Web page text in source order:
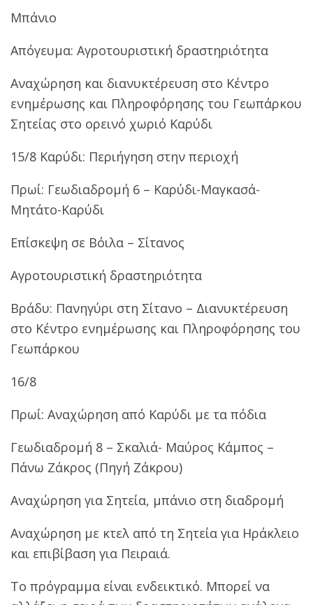
Μπάνιο
Απόγευμα: Αγροτουριστική δραστηριότητα
Αναχώρηση και διανυκτέρευση στο Κέντρο
ενημέρωσης και Πληροφόρησης του Γεωπάρκου
Σητείας στο ορεινό χωριό Καρύδι
15/8 Καρύδι: Περιήγηση στην περιοχή
Πρωί: Γεωδιαδρομή 6 – Καρύδι-Μαγκασά-
Μητάτο-Καρύδι
Επίσκεψη σε Βόιλα – Σίτανος
Αγροτουριστική δραστηριότητα
Βράδυ: Πανηγύρι στη Σίτανο – Διανυκτέρευση
στο Κέντρο ενημέρωσης και Πληροφόρησης του
Γεωπάρκου
16/8
Πρωί: Αναχώρηση από Καρύδι με τα πόδια
Γεωδιαδρομή 8 – Σκαλιά- Μαύρος Κάμπος –
Πάνω Ζάκρος (Πηγή Ζάκρου)
Αναχώρηση για Σητεία, μπάνιο στη διαδρομή
Αναχώρηση με κτελ από τη Σητεία για Ηράκλειο
και επιβίβαση για Πειραιά.
Το πρόγραμμα είναι ενδεικτικό. Μπορεί να